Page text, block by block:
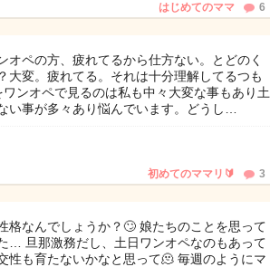
はじめてのママ 6
オペの方、疲れてるから仕方ない。とどのく
大変。疲れてる。それは十分理解してるつも
ンオペで見るのは私も中々大変な事もあり土
い事が多々あり悩んでいます。どうし…
初めてのママリ🔰 3
格なんでしょうか？🙄 娘たちのことを思って
… 旦那激務だし、土日ワンオペなのもあって
性も育たないかなと思って🫠 毎週のようにマ